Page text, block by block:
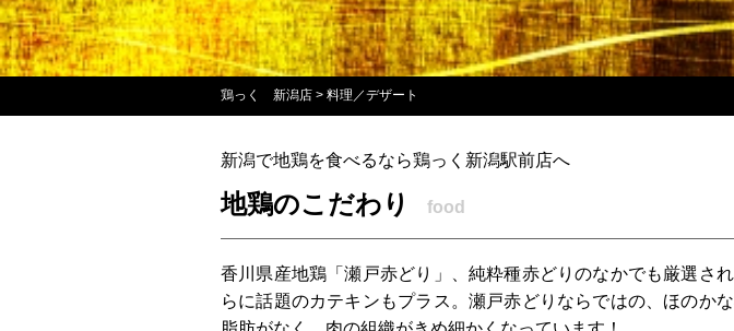
鶏っく 新潟店 > 料理／デザート
新潟で地鶏を食べるなら鶏っく新潟駅前店へ
地鶏のこだわり food
香川県産地鶏「瀬戸赤どり」、純粋種赤どりのなかでも厳選さ
らに話題のカテキンもプラス。瀬戸赤どりならではの、ほのか